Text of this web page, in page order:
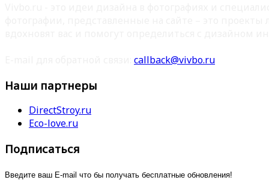
callback@vivbo.ru
Наши партнеры
DirectStroy.ru
Eco-love.ru
Подписаться
Введите ваш E-mail что бы получать бесплатные обновления!